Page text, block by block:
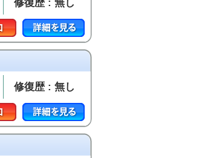
修復歴 : 無し
修復歴 : 無し